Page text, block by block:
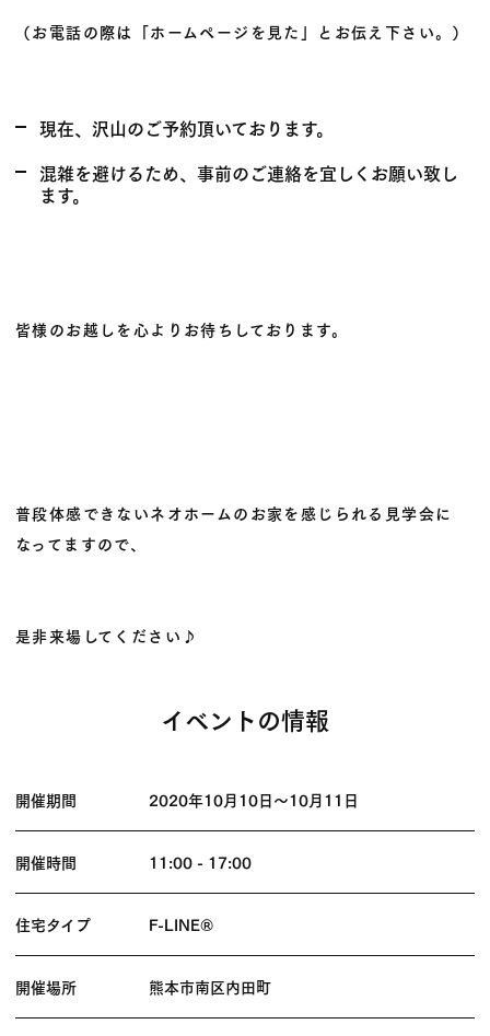
（お電話の際は「ホームページを見た」とお伝え下さい。）
現在、沢山のご予約頂いております。
混雑を避けるため、事前のご連絡を宜しくお願い致し
ます。
皆様のお越しを心よりお待ちしております。
普段体感できないネオホームのお家を感じられる見学会に
なってますので、
是非来場してください♪
イベントの情報
開催期間 2020年10月10日〜10月11日
開催時間 11:00 - 17:00
住宅タイプ F-LINE®
開催場所 熊本市南区内田町